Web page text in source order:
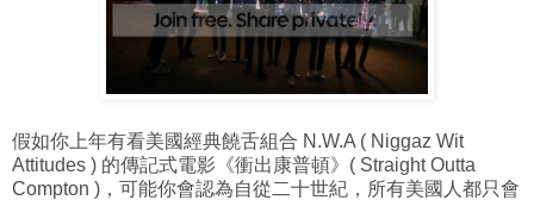
假如你上年有看美國經典饒舌組合 N.W.A ( Niggaz Wit
Attitudes ) 的傳記式電影《衝出康普頓》( Straight Outta
Compton )，可能你會認為自從二十世紀，所有美國人都只會